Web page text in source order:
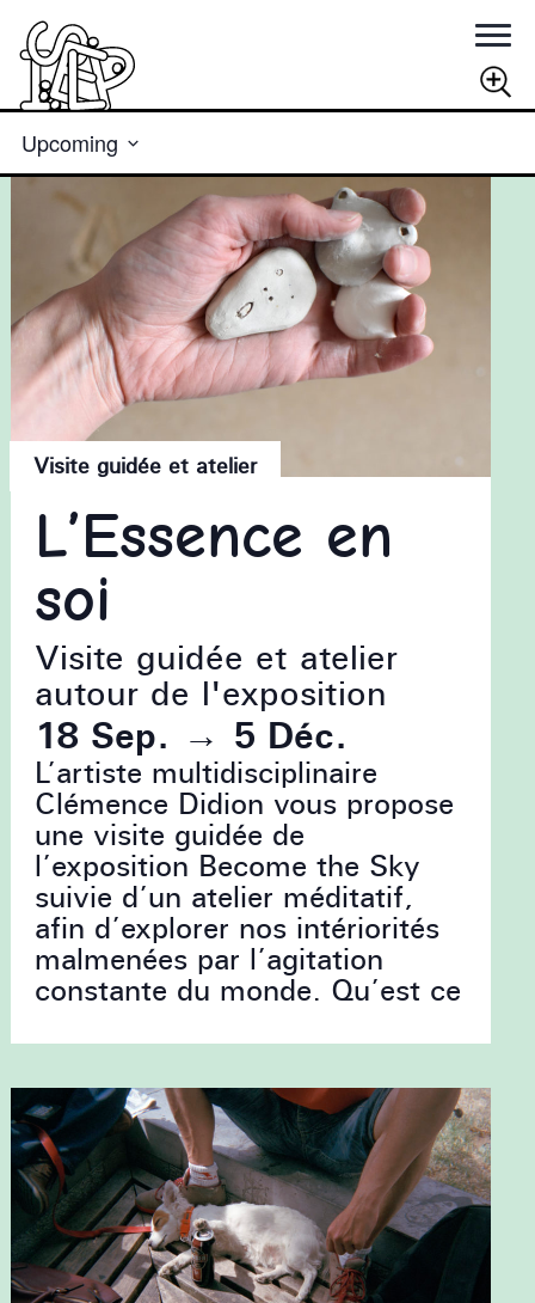
RECHERCHER
Views
Navigation
Upcoming
Select
date.
Visite guidée et atelier
L’Essence en
soi
Visite guidée et atelier
autour de l'exposition
18 Sep. → 5 Déc.
L’artiste multidisciplinaire
Clémence Didion vous propose
une visite guidée de
l’exposition Become the Sky
suivie d’un atelier méditatif,
afin d’explorer nos intériorités
malmenées par l’agitation
constante du monde. Qu’est ce